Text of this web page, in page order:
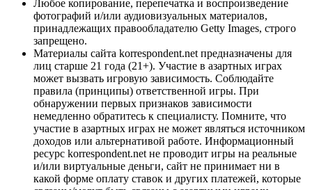
Любое копирование, перепечатка и воспроизведение
фотографий и/или аудиовизуальных материалов,
принадлежащих правообладателю Getty Images, строго
запрещено.
Материалы сайта korrespondent.net предназначены для
лиц старше 21 года (21+). Участие в азартных играх
может вызвать игровую зависимость. Соблюдайте
правила (принципы) ответственной игры. При
обнаружении первых признаков зависимости
немедленно обратитесь к специалисту. Помните, что
участие в азартных играх не может являться источником
доходов или альтернативой работе. Информационный
ресурс korrespondent.net не проводит игры на реальные
и/или виртуальные деньги, сайт не принимает ни в
какой форме оплату ставок и других платежей, которые